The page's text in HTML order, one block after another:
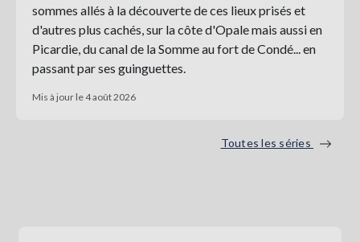
sommes allés à la découverte de ces lieux prisés et
d'autres plus cachés, sur la côte d'Opale mais aussi en
Picardie, du canal de la Somme au fort de Condé... en
passant par ses guinguettes.
Mis à jour le 4 août 2026
Toutes les séries